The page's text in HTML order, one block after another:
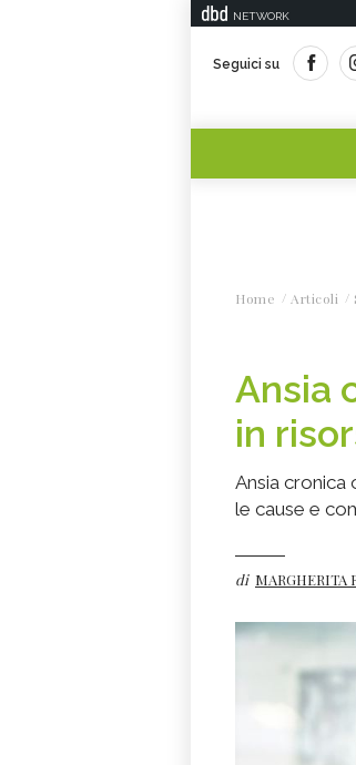
NETWORK
Seguici su
Home Articoli
Ansia
in
Ansia cronica
le cause e
di MARGHERITA